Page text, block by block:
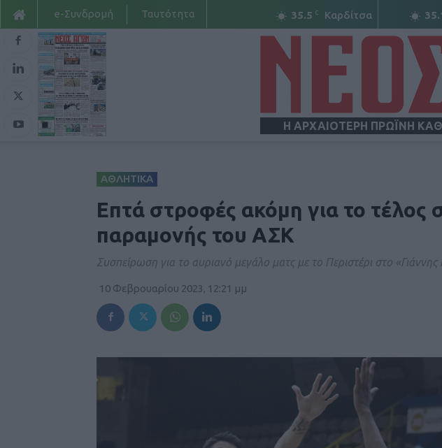
35.5 C Καρδίτσα
e-Συνδρομή Ταυτότητα
Η ΑΡΧΑΙΟΤΕΡΗ ΠΡΩΪΝΗ
ΑΘΛΗΤΙΚΑ
Επτά στροφές ακόμη για το τέλος
παραμονής του ΑΣΚ
Συσπείρωση για το αυριανό μεγάλο ματς με το Περιστέρι στο
10 Φεβρουαρίου 2023, 12:21 μμ